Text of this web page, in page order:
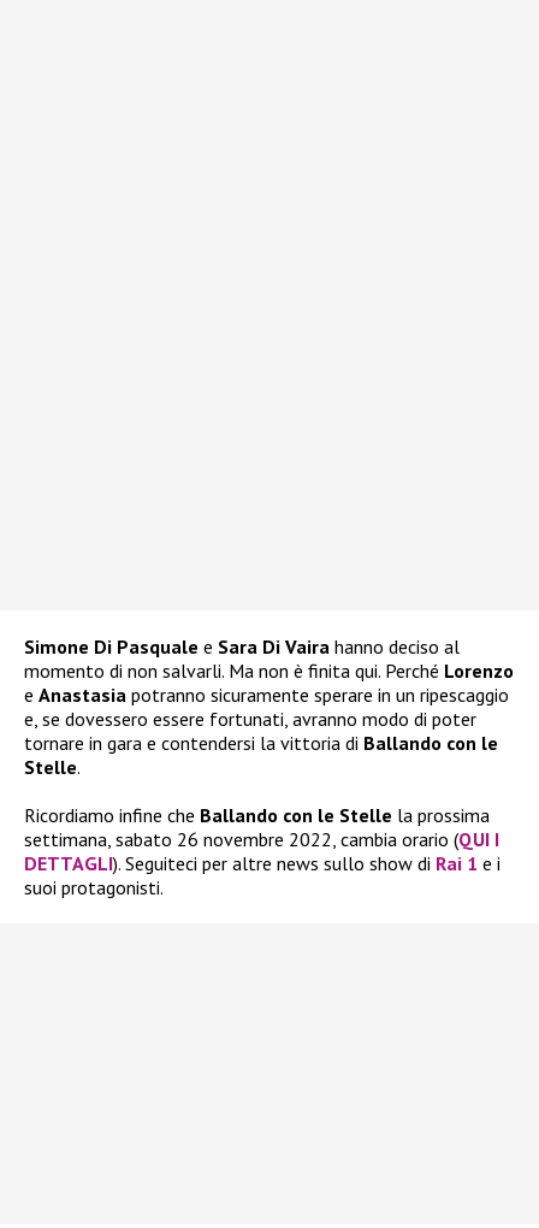
Simone Di Pasquale e Sara Di Vaira hanno deciso al
momento di non salvarli. Ma non è finita qui. Perché Lorenzo
e Anastasia potranno sicuramente sperare in un ripescaggio
e, se dovessero essere fortunati, avranno modo di poter
tornare in gara e contendersi la vittoria di Ballando con le
Stelle.
Ricordiamo infine che Ballando con le Stelle la prossima
settimana, sabato 26 novembre 2022, cambia orario (QUI I
DETTAGLI). Seguiteci per altre news sullo show di Rai 1 e i
suoi protagonisti.